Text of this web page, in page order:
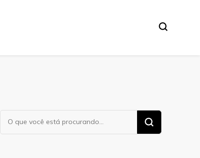
Procurando
algo?